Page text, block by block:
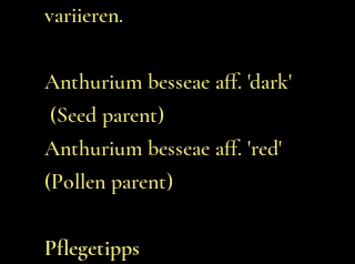
variieren.
Anthurium besseae aff. 'dark'
(Seed parent)
Anthurium besseae aff. 'red'
(Pollen parent)
Pflegetipps